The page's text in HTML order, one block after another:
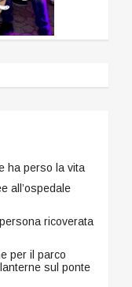
ha perso la vita
all’ospedale
ricoverata
per il parco
sul ponte